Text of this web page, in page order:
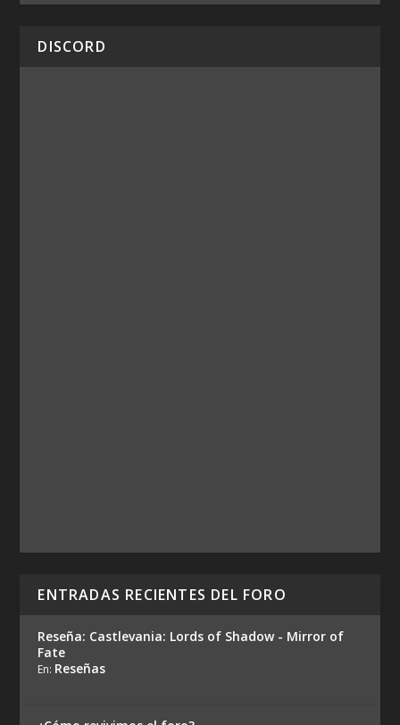
DISCORD
ENTRADAS RECIENTES DEL FORO
Reseña: Castlevania: Lords of Shadow - Mirror of
Fate
En: Reseñas